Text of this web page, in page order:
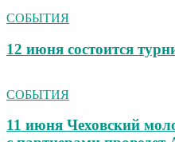
СОБЫТИЯ
12 июня состоится
СОБЫТИЯ
11 июня Чеховский